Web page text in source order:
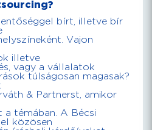
bírt, illetve bír
Vajon
illetve
vagy a vállalatok
túlságosan magasak?
& Partnerst, amikor
témában. A Bécsi
közösen